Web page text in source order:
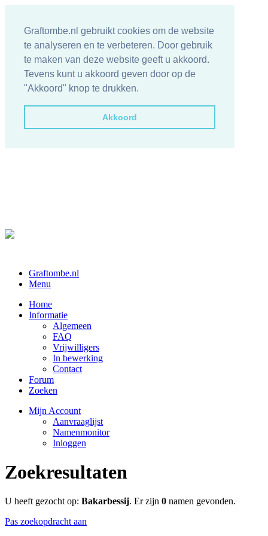
Graftombe.nl gebruikt cookies om de website
te analyseren en te verbeteren. Door gebruik
te maken van deze website geeft u akkoord.
Tevens kunt u akkoord geven door op de
"Akkoord" knop te drukken.
Akkoord
Graftombe.nl
Menu
Home
Informatie
Algemeen
FAQ
Vrijwilligers
In bewerking
Contact
Forum
Zoeken
Mijn Account
Aanvraaglijst
Namenmonitor
Inloggen
Zoekresultaten
U heeft gezocht op: Bakarbessij. Er zijn 0 namen gevonden.
Pas zoekopdracht aan